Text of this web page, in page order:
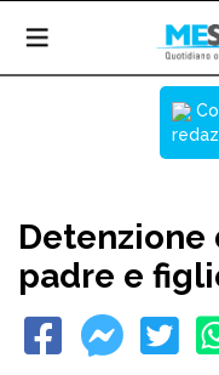
Detenzione
padre e